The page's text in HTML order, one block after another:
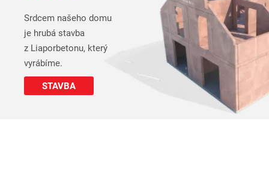
Srdcem našeho domu
je hrubá stavba
z Liaporbetonu, který
vyrábíme.
STAVBA